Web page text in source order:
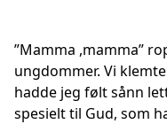
”Mamma ,mamma”
ungdommer. Vi
hadde jeg følt sånn
spesielt til Gud, som